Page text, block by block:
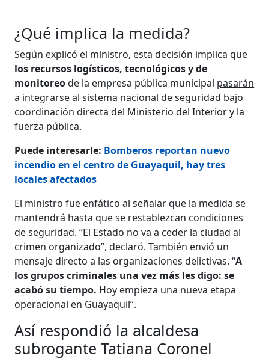
¿Qué implica la medida?
Según explicó el ministro, esta decisión implica que
los recursos logísticos, tecnológicos y de
monitoreode la empresa pública municipal pasarán
a integrarse al sistema nacional de seguridad bajo
coordinación directa del Ministerio del Interior y la
fuerza pública.
Puede interesarle: Bomberos reportan nuevo
incendio en el centro de Guayaquil, hay tres
locales afectados
El ministro fue enfático al señalar que la medida se
mantendrá hasta que se restablezcan condiciones
de seguridad. “El Estado no va a ceder la ciudad al
crimen organizado”, declaró. También envió un
mensaje directo a las organizaciones delictivas. “A
los grupos criminales una vez más les digo: se
acabó su tiempo. Hoy empieza una nueva etapa
operacional en Guayaquil”.
Así respondió la alcaldesa
subrogante Tatiana Coronel